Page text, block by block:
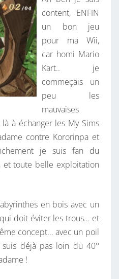
P
A
S
U
R
W
I
.
A
I
R
E
content, ENFIN
un bon jeu
pour ma Wii,
car homi Mario
Kart.. je
commeçais un
peu les
mauvaises
là à échanger les My Sims
contre Kororinpa et
je suis fan du
et toute belle exploitation
en bois avec un
doit éviter les trous… et
concept… avec un poil
suis déjà pas loin du 40°
!